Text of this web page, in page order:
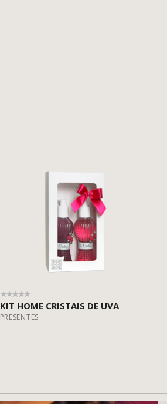
KIT HOME CRISTAIS DE UVA
PRESENTES